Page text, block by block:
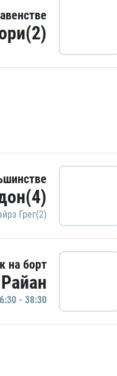
Грег(2)
на борт
- 38:30